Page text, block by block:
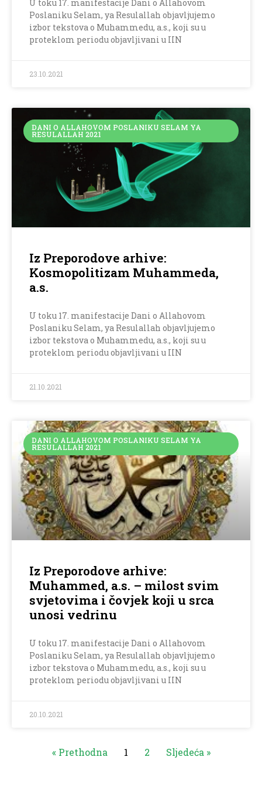
U toku 17. manifestacije Dani o Allahovom
Poslaniku Selam, ya Resulallah objavljujemo
izbor tekstova o Muhammedu, a.s., koji su u
proteklom periodu objavljivani u IIN
23.10.2021
DANI O ALLAHOVOM POSLANIKU SELAM YA
RESULALLAH 2021
Iz Preporodove arhive:
Kosmopolitizam Muhammeda,
a.s.
U toku 17. manifestacije Dani o Allahovom
Poslaniku Selam, ya Resulallah objavljujemo
izbor tekstova o Muhammedu, a.s., koji su u
proteklom periodu objavljivani u IIN
21.10.2021
DANI O ALLAHOVOM POSLANIKU SELAM YA
RESULALLAH 2021
Iz Preporodove arhive:
Muhammed, a.s. – milost svim
svjetovima i čovjek koji u srca
unosi vedrinu
U toku 17. manifestacije Dani o Allahovom
Poslaniku Selam, ya Resulallah objavljujemo
izbor tekstova o Muhammedu, a.s., koji su u
proteklom periodu objavljivani u IIN
20.10.2021
« Prethodna 1 2 Sljedeća »